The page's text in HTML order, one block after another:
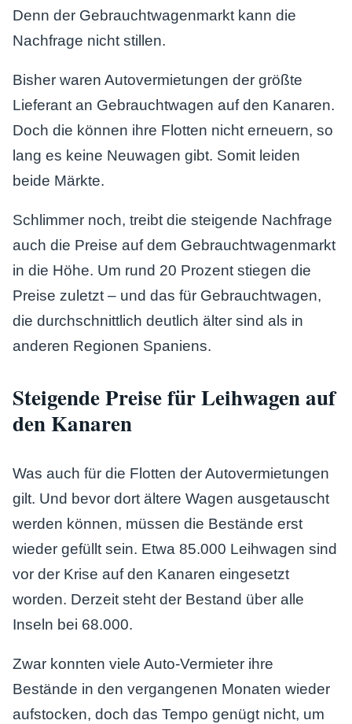
Denn der Gebrauchtwagenmarkt kann die
Nachfrage nicht stillen.
Bisher waren Autovermietungen der größte
Lieferant an Gebrauchtwagen auf den Kanaren.
Doch die können ihre Flotten nicht erneuern, so
lang es keine Neuwagen gibt. Somit leiden
beide Märkte.
Schlimmer noch, treibt die steigende Nachfrage
auch die Preise auf dem Gebrauchtwagenmarkt
in die Höhe. Um rund 20 Prozent stiegen die
Preise zuletzt – und das für Gebrauchtwagen,
die durchschnittlich deutlich älter sind als in
anderen Regionen Spaniens.
Steigende Preise für Leihwagen auf
den Kanaren
Was auch für die Flotten der Autovermietungen
gilt. Und bevor dort ältere Wagen ausgetauscht
werden können, müssen die Bestände erst
wieder gefüllt sein. Etwa 85.000 Leihwagen sind
vor der Krise auf den Kanaren eingesetzt
worden. Derzeit steht der Bestand über alle
Inseln bei 68.000.
Zwar konnten viele Auto-Vermieter ihre
Bestände in den vergangenen Monaten wieder
aufstocken, doch das Tempo genügt nicht, um